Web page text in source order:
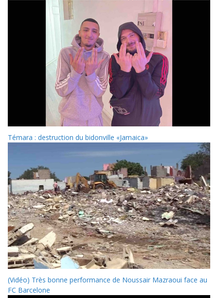
Témara : destruction du bidonville «Jamaica»
(Vidéo) Très bonne performance de Noussair Mazraoui face au
FC Barcelone